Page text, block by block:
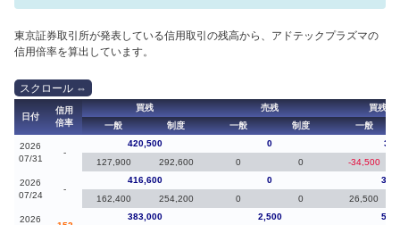
東京証券取引所が発表している信用取引の残高から、アドテックプラズマの
信用倍率を算出しています。
日付
信用
倍率
買残 売残
買残（
一般
制度 一般 制度 一般
2026
07/31
-
420,500 0
127,900
292,600 0 0 -34,500
2026
07/24
-
416,600 0
162,400
254,200 0 0 26,500
2026
383,000 2,500